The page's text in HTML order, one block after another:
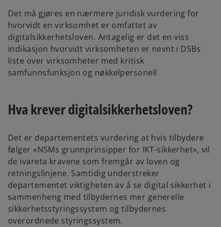
Det må gjøres en nærmere juridisk vurdering for
hvorvidt en virksomhet er omfattet av
digitalsikkerhetsloven. Antagelig er det en viss
indikasjon hvorvidt virksomheten er nevnt i DSBs
liste over virksomheter med kritisk
samfunnsfunksjon og nøkkelpersonell
Hva krever digitalsikkerhetsloven?
Det er departementets vurdering at hvis tilbydere
følger «NSMs grunnprinsipper for IKT-sikkerhet», vil
de ivareta kravene som fremgår av loven og
retningslinjene. Samtidig understreker
departementet viktigheten av å se digital sikkerhet i
sammenheng med tilbydernes mer generelle
sikkerhetsstyringssystem og tilbydernes
overordnede styringssystem.